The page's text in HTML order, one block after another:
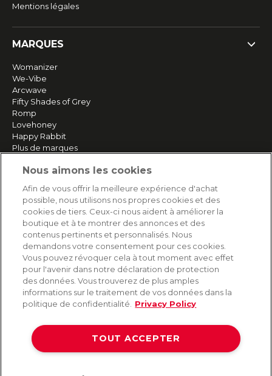
Mentions légales
MARQUES
Womanizer
We-Vibe
Arcwave
Fifty Shades of Grey
Romp
Lovehoney
Happy Rabbit
Plus de marques
SERVICE
Livraison rapide et gratuite
Retours & remboursements
Paiement sécurisé
AIDE
Contact
Livraison et expédition
Foire aux questions
Protection des données
Nous aimons les cookies
Afin de vous offrir la meilleure expérience d'achat
possible, nous utilisons nos propres cookies et des
cookies de tiers. Ceux-ci nous aident à améliorer la
boutique et à te montrer des annonces et des
contenus pertinents et personnalisés. Nous
demandons votre consentement pour ces cookies.
Vous pouvez révoquer cela à tout moment avec effet
pour l'avenir dans notre déclaration de protection
des données. Vous trouverez de plus amples
informations sur le traitement de vos données dans la
politique de confidentialité.
Privacy Policy
TOUT ACCEPTER